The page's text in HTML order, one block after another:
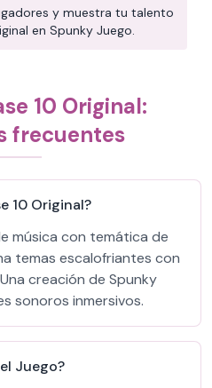
y muestra tu talento
en Spunky Juego.
10 Original:
frecuentes
10 Original?
música con temática de
temas escalofriantes con
creación de Spunky
sonoros inmersivos.
Juego?